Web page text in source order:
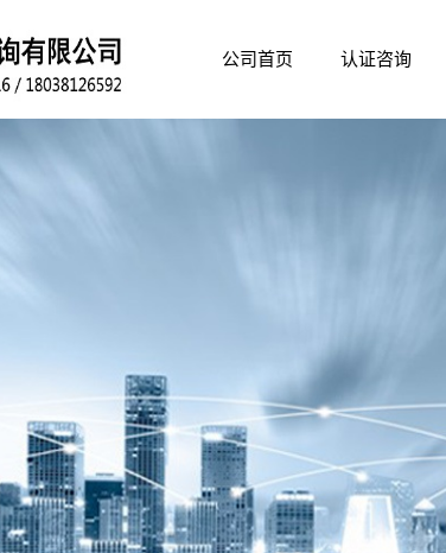
公司首页 认证咨询